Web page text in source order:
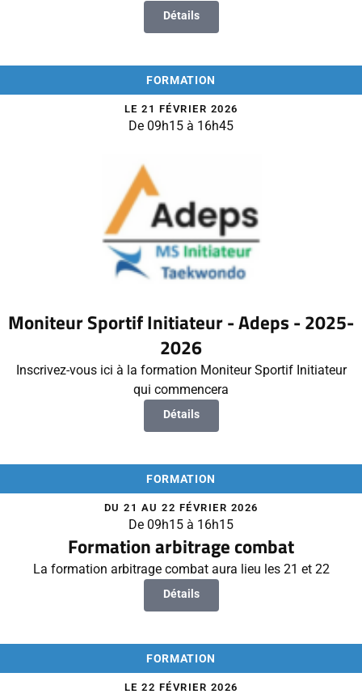
Détails
FORMATION
LE 21 FÉVRIER 2026
De 09h15 à 16h45
Moniteur Sportif Initiateur - Adeps - 2025-
2026
Inscrivez-vous ici à la formation Moniteur Sportif Initiateur
qui commencera
Détails
FORMATION
DU 21 AU 22 FÉVRIER 2026
De 09h15 à 16h15
Formation arbitrage combat
La formation arbitrage combat aura lieu les 21 et 22
Détails
FORMATION
LE 22 FÉVRIER 2026